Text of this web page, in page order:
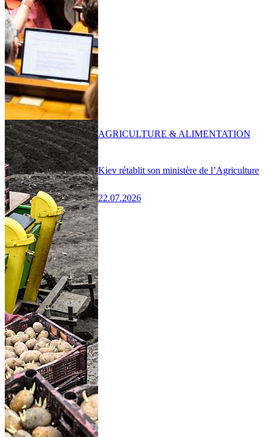
Kiev rétablit son ministère de l’Agriculture
22.07.2026
AGRICULTURE & ALIMENTATION